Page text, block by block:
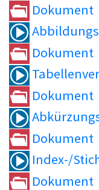
Dokument
Dokument
Dokument
Dokument
Index-/
Dokument